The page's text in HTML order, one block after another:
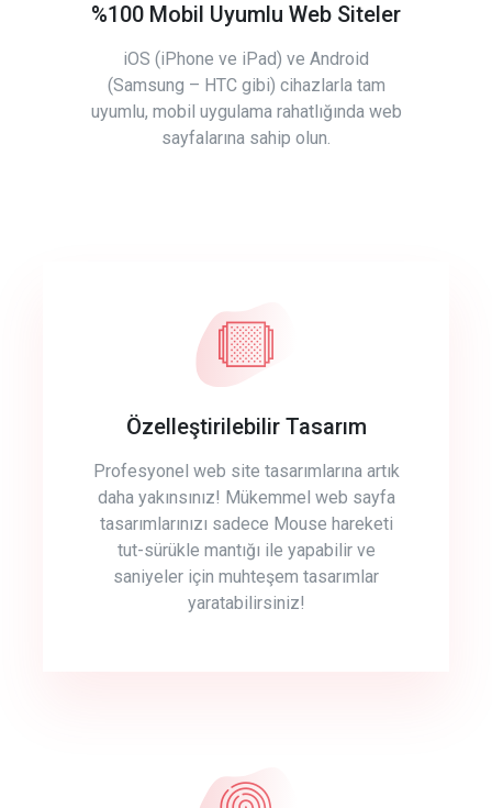
%100 Mobil Uyumlu Web Siteler
iOS (iPhone ve iPad) ve Android
(Samsung – HTC gibi) cihazlarla tam
uyumlu, mobil uygulama rahatlığında web
sayfalarına sahip olun.
Özelleştirilebilir Tasarım
Profesyonel web site tasarımlarına artık
daha yakınsınız! Mükemmel web sayfa
tasarımlarınızı sadece Mouse hareketi
tut-sürükle mantığı ile yapabilir ve
saniyeler için muhteşem tasarımlar
yaratabilirsiniz!